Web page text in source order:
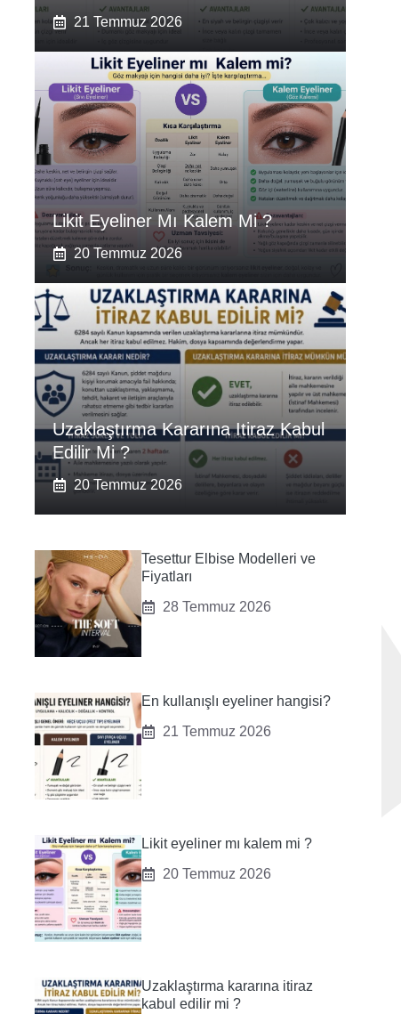
21 Temmuz 2026
Likit Eyeliner Mı Kalem Mi ?
20 Temmuz 2026
Uzaklaştırma Kararına Itiraz Kabul
Edilir Mi ?
20 Temmuz 2026
Tesettur Elbise Modelleri ve
Fiyatları
28 Temmuz 2026
En kullanışlı eyeliner hangisi?
21 Temmuz 2026
Likit eyeliner mı kalem mi ?
20 Temmuz 2026
Uzaklaştırma kararına itiraz
kabul edilir mi ?